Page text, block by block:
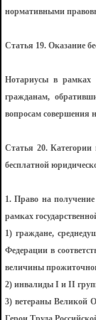
нормативными
Статья 19. Оказание
Нотариусы в рамках
гражданам,
вопросам совершения
Статья 20.
бесплатной
1. Право на
рамках
1) граждане,
Федерации в
величины
2) инвалиды I и II
3) ветераны Великой